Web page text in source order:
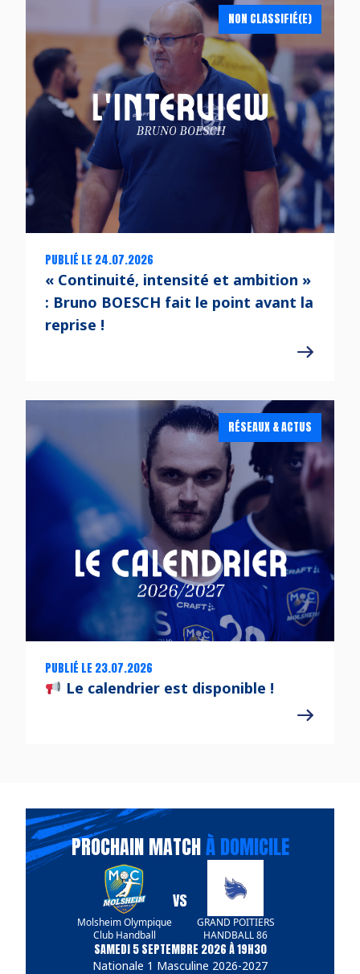
NON CLASSIFIÉ(E)
PUBLIÉ LE 24.07.2026
« Continuité, intensité et ambition »
: Bruno BOESCH fait le point avant la
reprise !
RÉSEAUX & ACTUS
PUBLIÉ LE 23.07.2026
Le calendrier est disponible !
PROCHAIN MATCHÀ DOMICILE
Molsheim Olympique
Club Handball
VS
GRAND POITIERS
HANDBALL 86
SAMEDI 5 SEPTEMBRE 2026 À 19H30
Nationale 1 Masculine 2026-2027